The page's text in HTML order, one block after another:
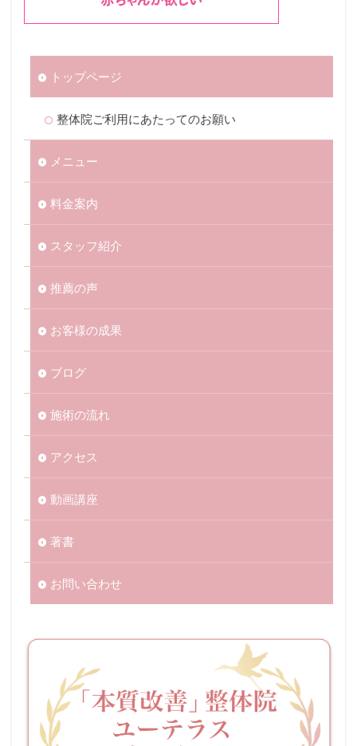
トップページ
整体院ご利用にあたってのお願い
メニュー
料金案内
スタッフ紹介
推薦の声
お客様の成果
ブログ
施術の流れ
アクセス
動画講座
著書
お問い合わせ